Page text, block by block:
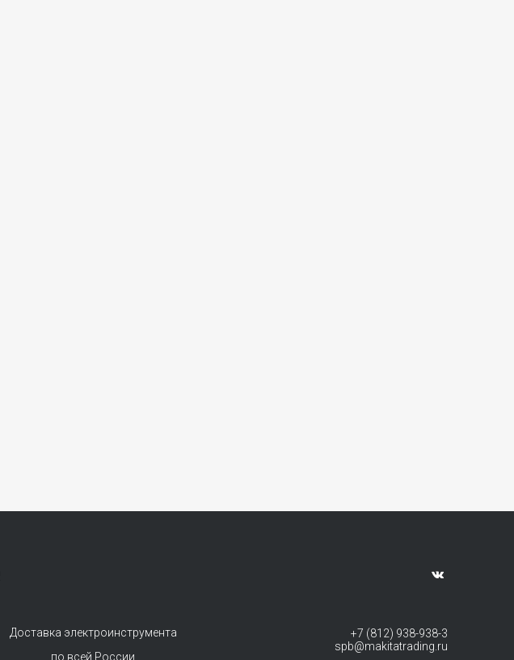
Доставка электроинструмента
по всей России
+7 (812) 938-938-3
spb@makitatrading.ru